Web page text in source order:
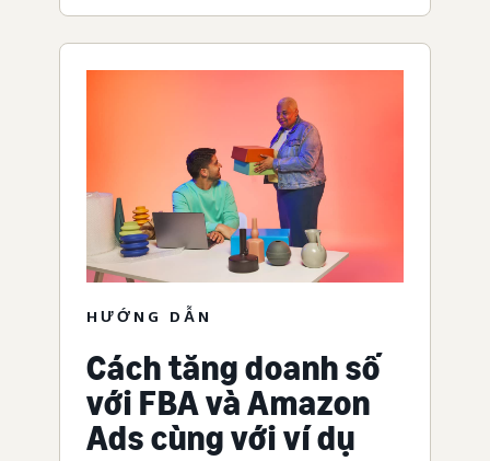
HƯỚNG DẪN
Cách tăng doanh số
với FBA và Amazon
Ads cùng với ví dụ